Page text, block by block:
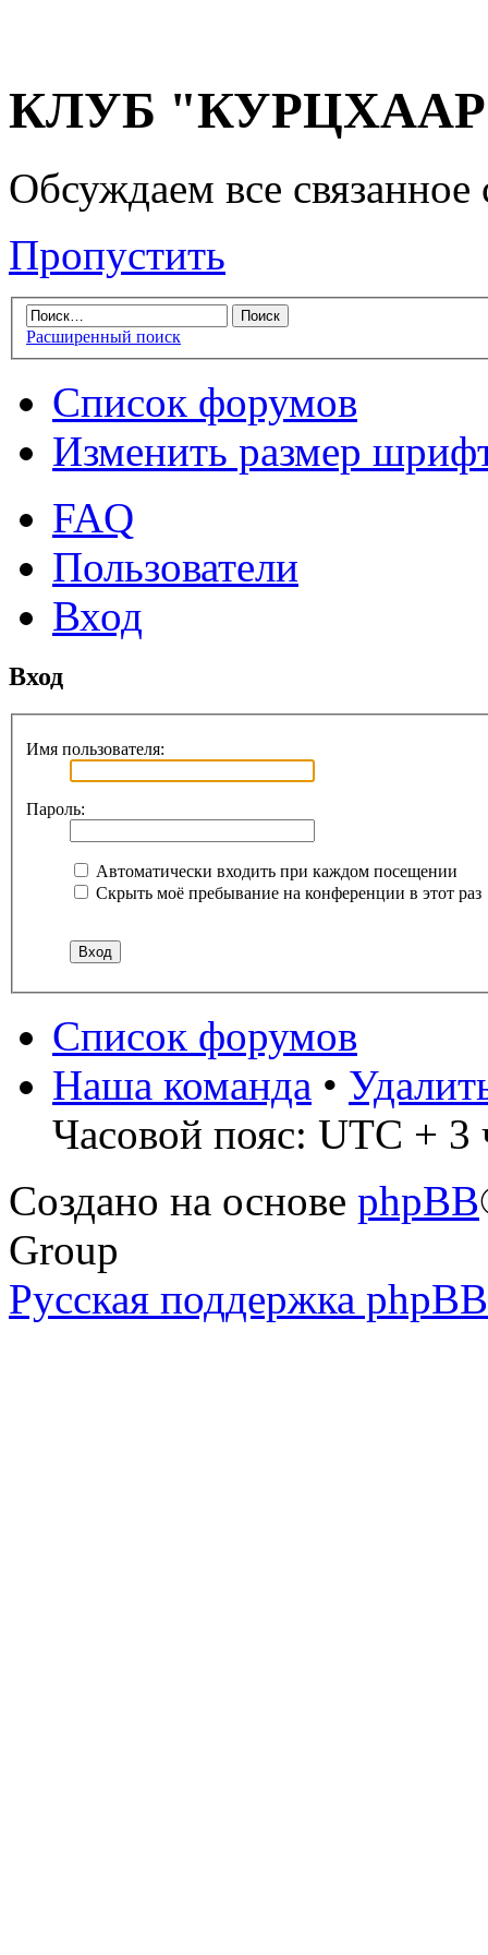
КЛУБ "КУРЦХААР"
Обсуждаем все
Пропустить
Расширенный поиск
Список форумов
Изменить размер
FAQ
Пользователи
Вход
Вход
Имя пользователя:
Пароль:
Автоматически входить при каждом посещении
Скрыть моё пребывание на конференции в этот раз
Список форумов
Наша команда •
Часовой пояс: UTC + 3
Создано на основе phpBB
Group
Русская поддержка phpBB